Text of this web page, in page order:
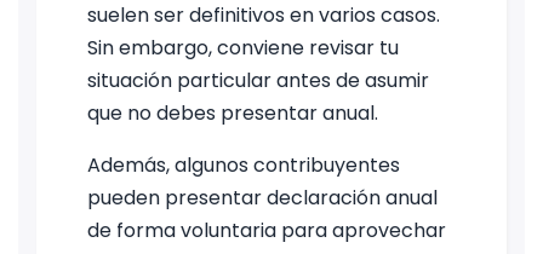
suelen ser definitivos en varios casos.
Sin embargo, conviene revisar tu
situación particular antes de asumir
que no debes presentar anual.
Además, algunos contribuyentes
pueden presentar declaración anual
de forma voluntaria para aprovechar